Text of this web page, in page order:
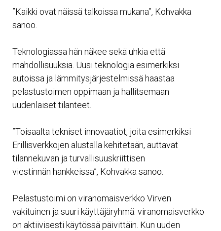
”Kaikki ovat näissä talkoissa mukana”, Kohvakka
sanoo.
Teknologiassa hän näkee sekä uhkia että
mahdollisuuksia. Uusi teknologia esimerkiksi
autoissa ja lämmitysjärjestelmissä haastaa
pelastustoimen oppimaan ja hallitsemaan
uudenlaiset tilanteet.
”Toisaalta tekniset innovaatiot, joita esimerkiksi
Erillisverkkojen alustalla kehitetään, auttavat
tilannekuvan ja turvallisuuskriittisen
viestinnän hankkeissa”, Kohvakka sanoo.
Pelastustoimi on viranomaisverkko Virven
vakituinen ja suuri käyttäjäryhmä: viranomaisverkko
on aktiivisesti käytössä päivittäin. Kun uuden